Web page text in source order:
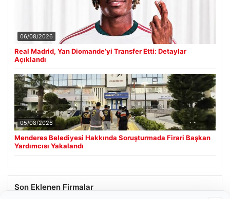
06/08/2026
Real Madrid, Yan Diomande’yi Transfer Etti: Detaylar
Açıklandı
05/08/2026
Menderes Belediyesi Hakkında Soruşturmada Firari Başkan
Yardımcısı Yakalandı
Son Eklenen Firmalar